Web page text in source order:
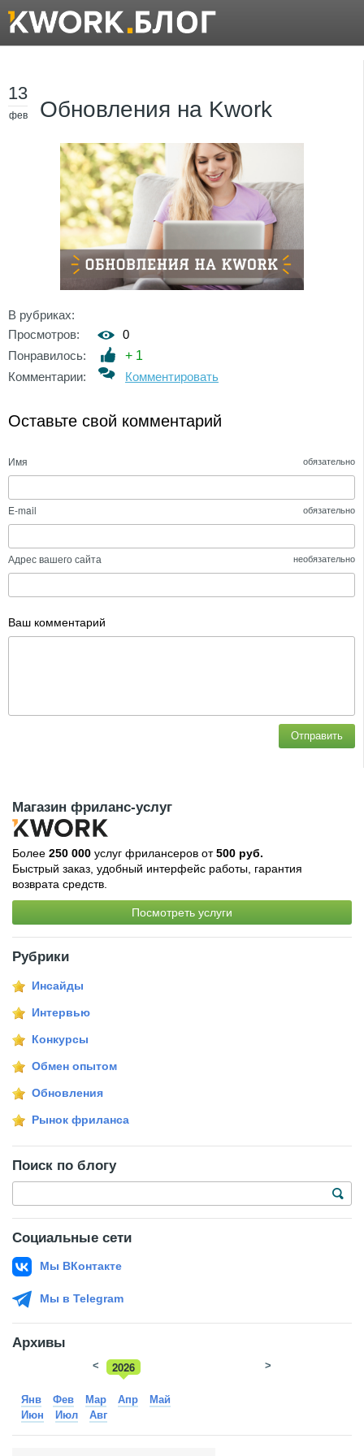
13
фев Обновления на Kwork
В рубриках:
Просмотров:
0
Понравилось:
+ 1
Комментарии:
Комментировать
Оставьте свой комментарий
Имя обязательно
E-mail обязательно
Адрес вашего сайта необязательно
Ваш комментарий
Отправить
Магазин фриланс-услуг
Более 250 000 услуг фрилансеров от500 руб.
Быстрый заказ, удобный интерфейс работы, гарантия
возврата средств.
Посмотреть услуги
Рубрики
Инсайды
Интервью
Конкурсы
Обмен опытом
Обновления
Рынок фриланса
Поиск по блогу
Социальные сети
Мы ВКонтакте
Мы в Telegram
Архивы
2026
2025
< >
Янв Фев Мар Апр
Май
Июн
Июл Авг